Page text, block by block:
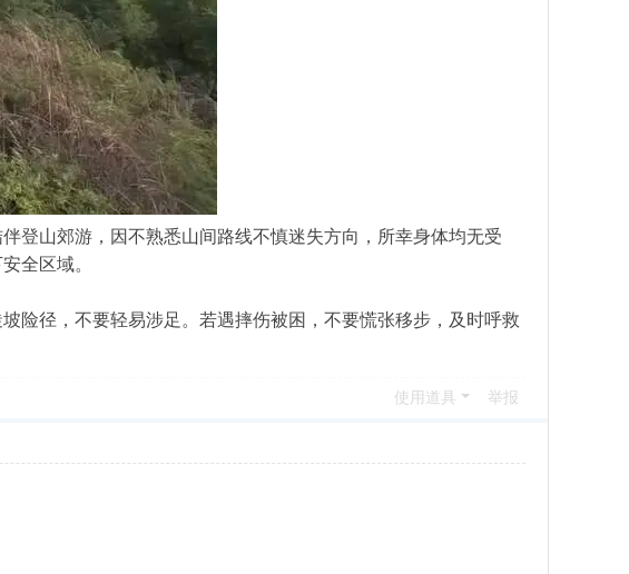
登山郊游，因不熟悉山间路线不慎迷失方向，所幸身体均无受
全区域。
险径，不要轻易涉足。若遇摔伤被困，不要慌张移步，及时呼救
使用道具 举报